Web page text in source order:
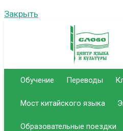
Закрыть
г. Саратов
г. Балаково
Обучение Переводы
Мост китайского языка
Образовательные поездки